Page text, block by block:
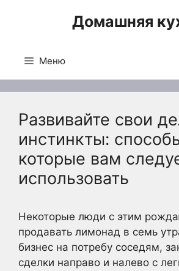
Домашняя
Меню
Развивайте свои
инстинкты:
которые вам
использовать
Некоторые люди с этим
продавать лимонад в семь
бизнес на потребу соседям,
сделки направо и налево с